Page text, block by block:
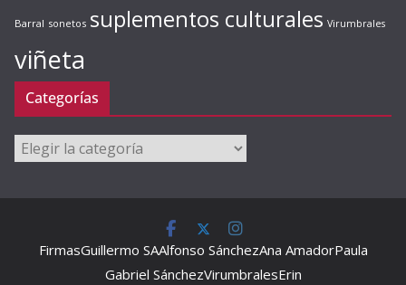
Barral sonetos suplementos culturales Virumbrales
viñeta
Categorías
Categorías
FirmasGuillermo SAAlfonso SánchezAna AmadorPaula
Gabriel SánchezVirumbralesErin